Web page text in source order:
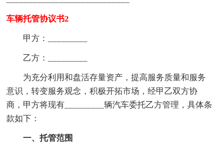
车辆托管协议书2
甲方：_________
乙方：_________
为充分利用和盘活存量资产，提高服务质量和服务
意识，转变服务观念，积极开拓市场，经甲乙双方协
商，甲方将现有_________辆汽车委托乙方管理，具体条
款如下：
一、托管范围